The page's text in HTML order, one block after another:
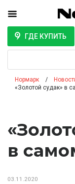
ГДЕ КУПИТЬ
Нормарк
«Золотой судак» в
в
03.11.2020